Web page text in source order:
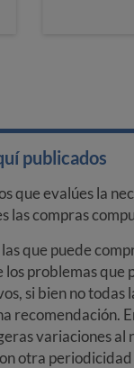
publicados
evalúes la
las compras
que puede
problemas que
si bien no
recomendación.
variaciones
otra periodicidad